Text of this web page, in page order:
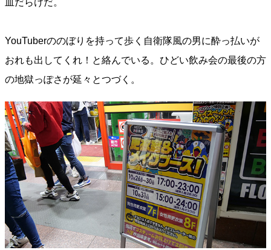
血だらけだ。
YouTuberののぼりを持って歩く自衛隊風の男に酔っ払いが
おれも出してくれ！と絡んでいる。ひどい飲み会の最後の方
の地獄っぽさが延々とつづく。